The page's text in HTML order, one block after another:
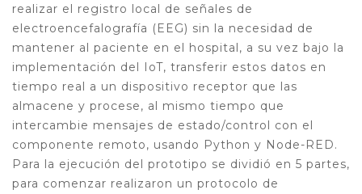
realizar el registro local de señales de
electroencefalografía (EEG) sin la necesidad de
mantener al paciente en el hospital, a su vez bajo la
implementación del IoT, transferir estos datos en
tiempo real a un dispositivo receptor que las
almacene y procese, al mismo tiempo que
intercambie mensajes de estado/control con el
componente remoto, usando Python y Node-RED.
Para la ejecución del prototipo se dividió en 5 partes,
para comenzar realizaron un protocolo de